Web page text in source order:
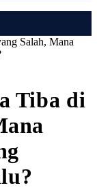
Salah, Mana
Tiba di